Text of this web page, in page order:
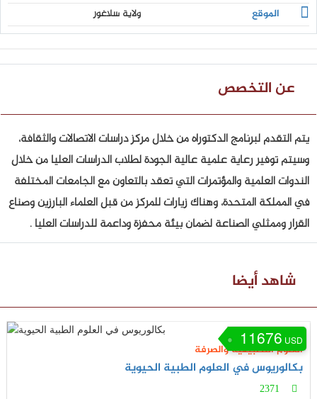
الموقع
ولاية سلاغور
عن التخصص
يتم التقدم لبرنامج الدكتوراه من خلال مركز دراسات الاتصالات والثقافة،
وسيتم توفير رعاية علمية عالية الجودة لطلاب الدراسات العليا من خلال
الندوات العلمية والمؤتمرات التي تعقد بالتعاون مع الجامعات المختلفة
في المملكة المتحدة، وهناك زيارات للمركز من قبل العلماء البارزين وصناع
القرار وممثلي الصناعة لضمان بيئة محفزة وداعمة للدراسات العليا .
شاهد أيضا
11676 USD
العلوم التطبيقية والصرفة
بكالوريوس في العلوم الطبية الحيوية
2371